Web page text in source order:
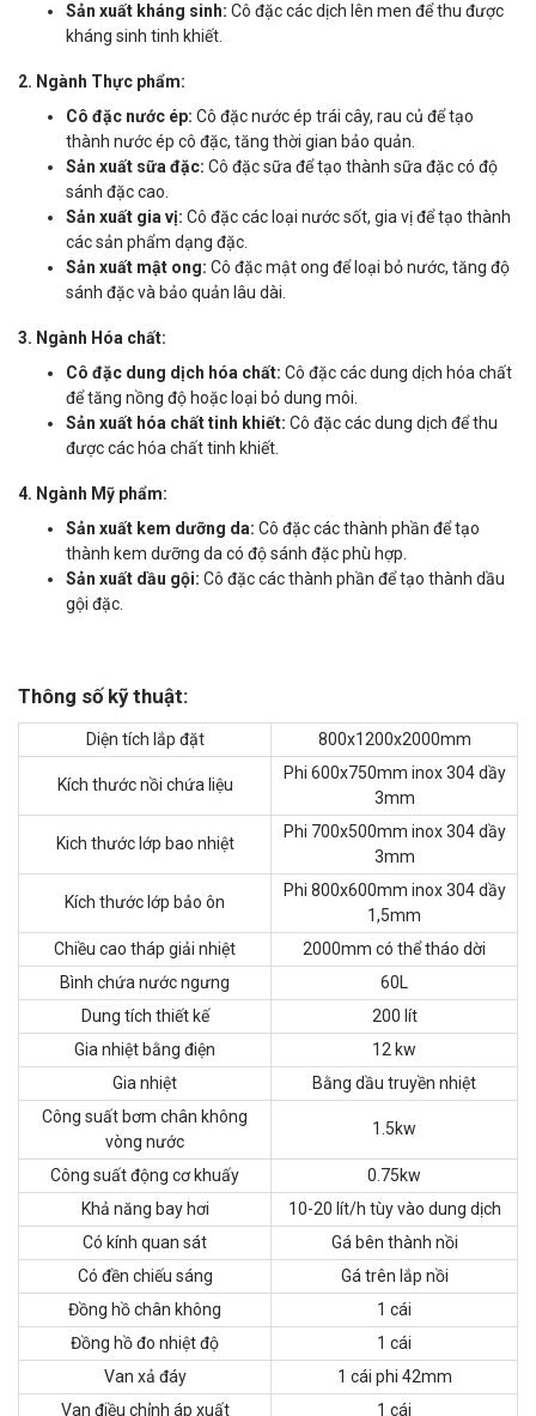
Sản xuất kháng sinh: Cô đặc các dịch lên men để thu được
kháng sinh tinh khiết.
2. Ngành Thực phẩm:
Cô đặc nước ép: Cô đặc nước ép trái cây, rau củ để tạo
thành nước ép cô đặc, tăng thời gian bảo quản.
Sản xuất sữa đặc: Cô đặc sữa để tạo thành sữa đặc có độ
sánh đặc cao.
Sản xuất gia vị: Cô đặc các loại nước sốt, gia vị để tạo thành
các sản phẩm dạng đặc.
Sản xuất mật ong: Cô đặc mật ong để loại bỏ nước, tăng độ
sánh đặc và bảo quản lâu dài.
3. Ngành Hóa chất:
Cô đặc dung dịch hóa chất: Cô đặc các dung dịch hóa chất
để tăng nồng độ hoặc loại bỏ dung môi.
Sản xuất hóa chất tinh khiết: Cô đặc các dung dịch để thu
được các hóa chất tinh khiết.
4. Ngành Mỹ phẩm:
Sản xuất kem dưỡng da: Cô đặc các thành phần để tạo
thành kem dưỡng da có độ sánh đặc phù hợp.
Sản xuất dầu gội: Cô đặc các thành phần để tạo thành dầu
gội đặc.
Thông số kỹ thuật:
Diện tích lắp đặt 800x1200x2000mm
Kích thước nồi chứa liệu
Phi 600x750mm inox 304 dầy
3mm
Kich thước lớp bao nhiệt
Phi 700x500mm inox 304 dầy
3mm
Kích thước lớp bảo ôn
Phi 800x600mm inox 304 dầy
1,5mm
Chiều cao tháp giải nhiệt
2000mm có thể tháo dời
Bình chứa nước ngưng
60L
Dung tích thiết kế
200 lít
Gia nhiệt bằng điện
12 kw
Gia nhiệt
Bằng dầu truyền nhiệt
Công suất bơm chân không
vòng nước
1.5kw
Công suất động cơ khuấy
0.75kw
Khả năng bay hơi
10-20 lít/h tùy vào dung dịch
Có kính quan sát
Gá bên thành nồi
Có đền chiếu sáng
Gá trên lắp nồi
Đồng hồ chân không
1 cái
Đồng hồ đo nhiệt độ
1 cái
Van xả đáy
1 cái phi 42mm
Van điều chỉnh áp xuất
1 cái